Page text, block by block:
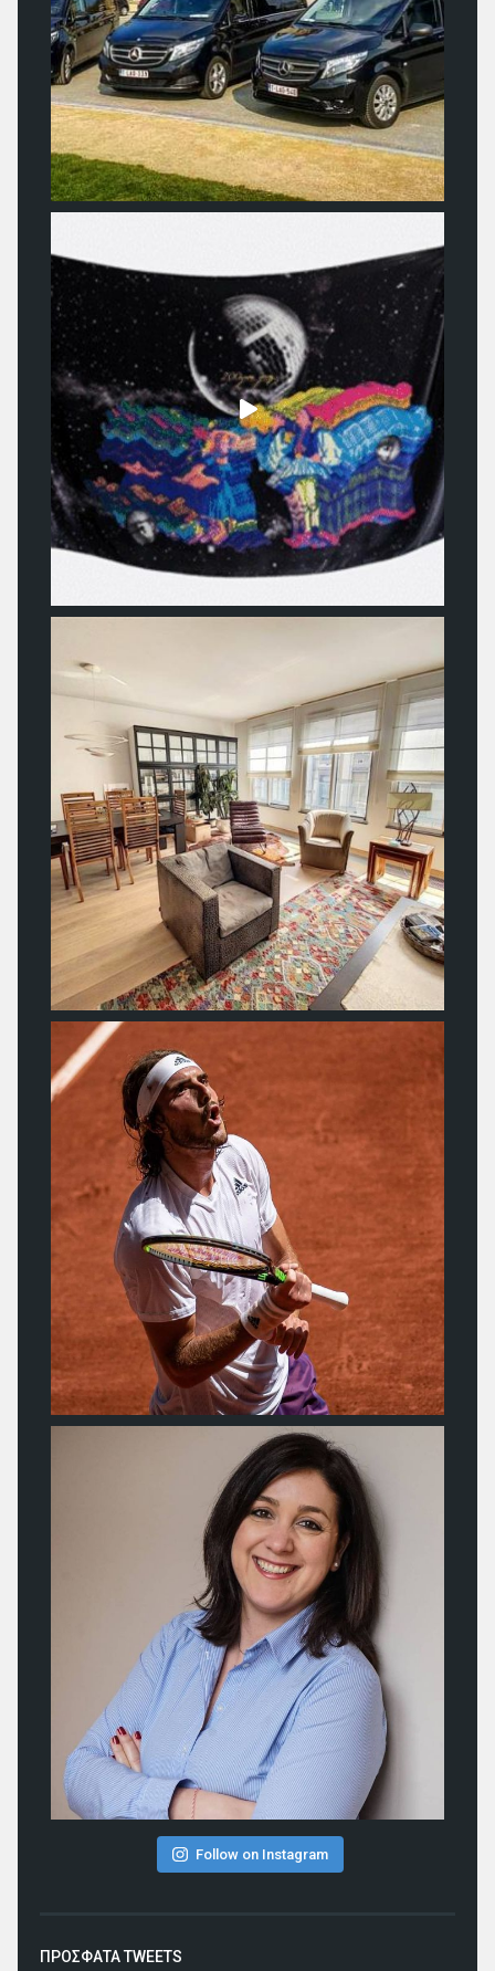
Follow on Instagram
ΠΡΟΣΦΑΤΑ TWEETS